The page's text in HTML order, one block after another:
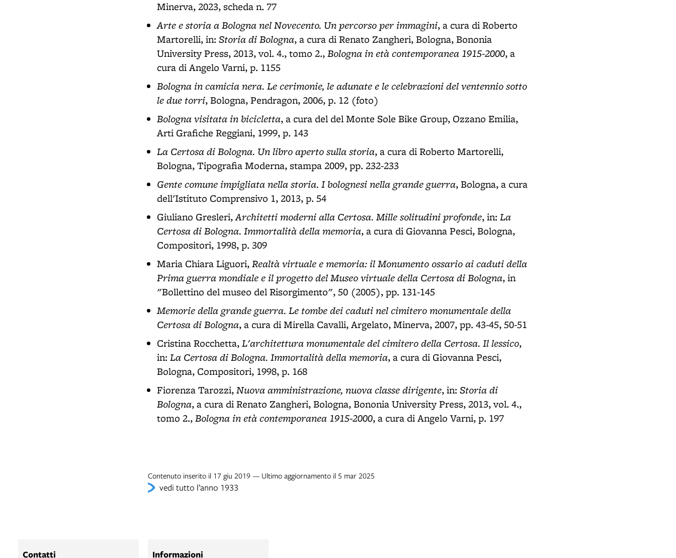
Minerva, 2023, scheda n. 77
Arte e storia a Bologna nel Novecento. Un percorso per immagini, a cura di Roberto
Martorelli, in: Storia di Bologna, a cura di Renato Zangheri, Bologna, Bononia
University Press, 2013, vol. 4., tomo 2.,Bologna in età contemporanea 1915-2000, a
cura di Angelo Varni, p. 1155
Bologna in camicia nera. Le cerimonie, le adunate e le celebrazioni del ventennio sotto
le due torri, Bologna, Pendragon, 2006, p. 12 (foto)
Bologna visitata in bicicletta, a cura del del Monte Sole Bike Group, Ozzano Emilia,
Arti Grafiche Reggiani, 1999, p. 143
La Certosa di Bologna. Un libro aperto sulla storia, a cura di Roberto Martorelli,
Bologna, Tipografia Moderna, stampa 2009, pp. 232-233
Gente comune impigliata nella storia. I bolognesi nella grande guerra, Bologna, a cura
dell'Istituto Comprensivo 1, 2013, p. 54
Giuliano Gresleri,Architetti moderni alla Certosa. Mille solitudini profonde, in: La
Certosa di Bologna. Immortalità della memoria, a cura di Giovanna Pesci, Bologna,
Compositori, 1998, p. 309
Maria Chiara Liguori,Realtà virtuale e memoria: il Monumento ossario ai caduti della
Prima guerra mondiale e il progetto del Museo virtuale della Certosa di Bologna, in
"Bollettino del museo del Risorgimento", 50 (2005), pp. 131-145
Memorie della grande guerra. Le tombe dei caduti nel cimitero monumentale della
Certosa di Bologna, a cura di Mirella Cavalli, Argelato, Minerva, 2007, pp. 43-45, 50-51
Cristina Rocchetta,L'architettura monumentale del cimitero della Certosa. Il lessico,
in: La Certosa di Bologna. Immortalità della memoria, a cura di Giovanna Pesci,
Bologna, Compositori, 1998, p. 168
Fiorenza Tarozzi,Nuova amministrazione, nuova classe dirigente, in: Storia di
Bologna, a cura di Renato Zangheri, Bologna, Bononia University Press, 2013, vol. 4.,
tomo 2.,Bologna in età contemporanea 1915-2000, a cura di Angelo Varni, p. 197
Contenuto inserito il 17 giu 2019 — Ultimo aggiornamento il 5 mar 2025
vedi tutto l’anno 1933
Contatti Informazioni